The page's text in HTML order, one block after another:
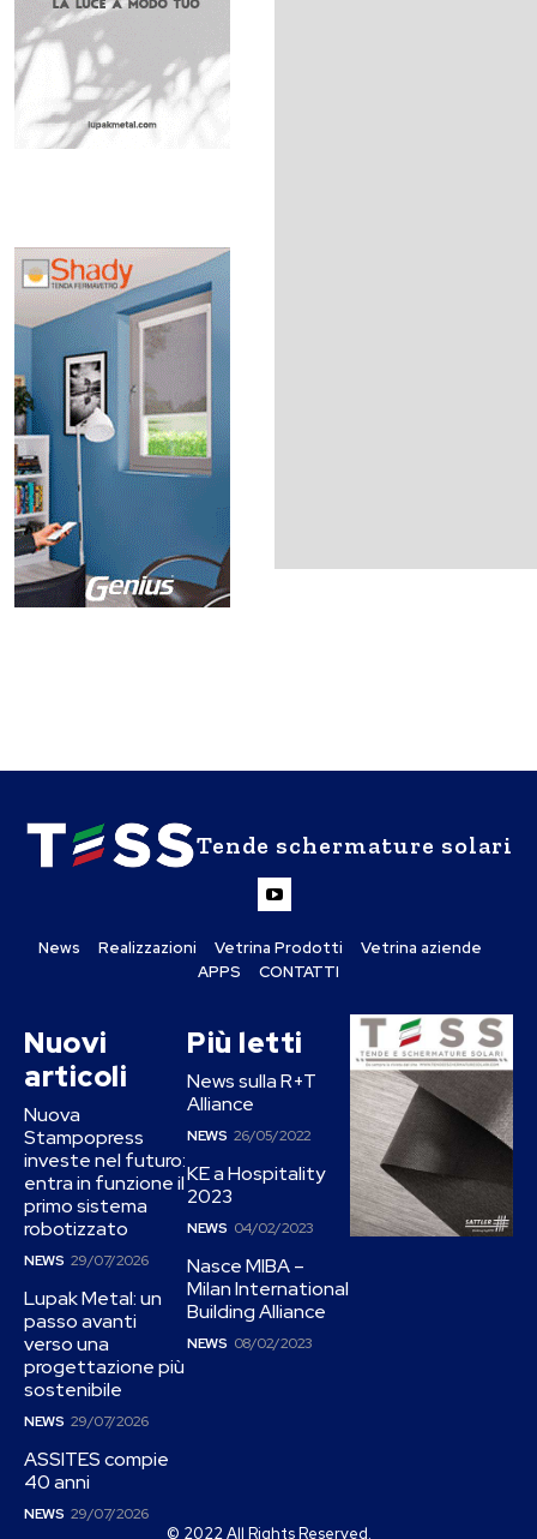
Tende schermature solari
News Realizzazioni Vetrina Prodotti
Vetrina aziende
APPS
CONTATTI
Nuovi
articoli
Nuova
Stampopress
investe nel futuro:
entra in funzione il
primo sistema
robotizzato
NEWS 29/07/2026
Lupak Metal: un
passo avanti
verso una
progettazione più
sostenibile
NEWS 29/07/2026
ASSITES compie
40 anni
NEWS 29/07/2026
Più letti
News sulla R+T
Alliance
NEWS 26/05/2022
KE a Hospitality
2023
NEWS 04/02/2023
Nasce MIBA –
Milan International
Building Alliance
NEWS 08/02/2023
© 2022 All Rights Reserved.